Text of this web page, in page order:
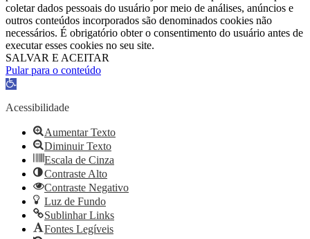
coletar dados pessoais do usuário por meio de análises, anúncios e
outros conteúdos incorporados são denominados cookies não
necessários. É obrigatório obter o consentimento do usuário antes de
executar esses cookies no seu site.
SALVAR E ACEITAR
Pular para o conteúdo
Barra
Ferramentas
Acessibilidade
Aumentar Texto
Diminuir Texto
Escala de Cinza
Contraste Alto
Contraste Negativo
Luz de Fundo
Sublinhar Links
Fontes Legíveis